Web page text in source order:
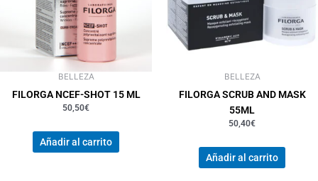
BELLEZA
FILORGA NCEF-SHOT 15 ML
50,50€
Añadir al carrito
BELLEZA
FILORGA SCRUB AND MASK
55ML
50,40€
Añadir al carrito